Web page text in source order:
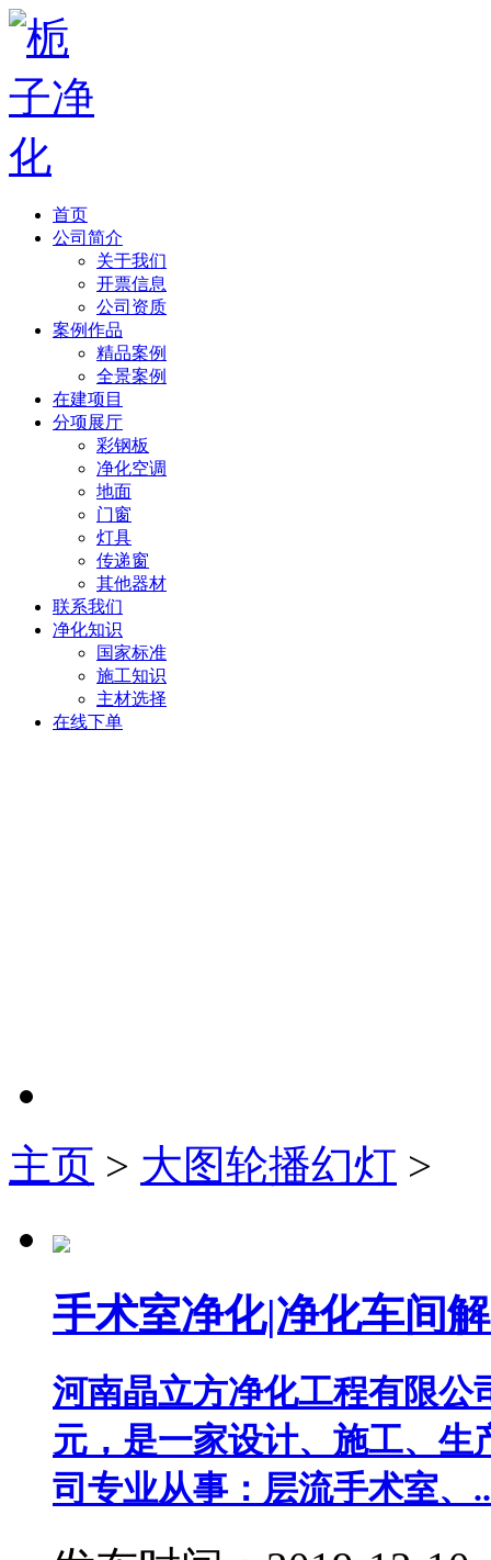
首页
公司简介
关于我们
开票信息
公司资质
案例作品
精品案例
全景案例
在建项目
分项展厅
彩钢板
净化空调
地面
门窗
灯具
传递窗
其他器材
联系我们
净化知识
国家标准
施工知识
主材选择
在线下单
主页 > 大图轮播幻灯 >
手术室净化|净化车间
河南晶立方净化工程有限公
元，是一家设计、施工、
司专业从事：层流手术室、